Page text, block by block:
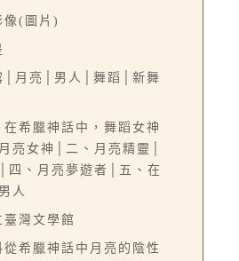
像(圖片)
│月亮│男人│舞蹈│新舞
在希臘神話中，舞蹈女神
亮女神│二、月亮精靈│
四、月亮夢遊者│五、在
人
臺灣文學館
從希臘神話中月亮的陰性